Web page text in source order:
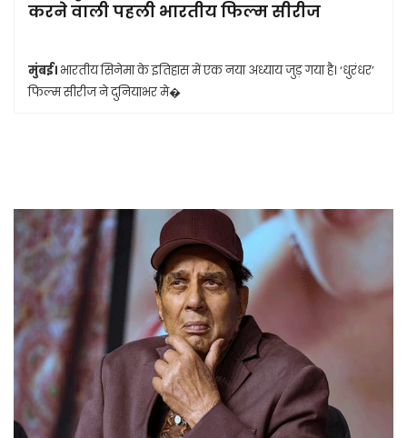
करने वाली पहली भारतीय फिल्म सीरीज
मुंबई। भारतीय सिनेमा के इतिहास में एक नया अध्याय जुड़ गया है। ‘धुरंधर’
फिल्म सीरीज ने दुनियाभर मे�